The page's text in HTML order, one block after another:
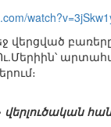
վերցված
վերլուծական